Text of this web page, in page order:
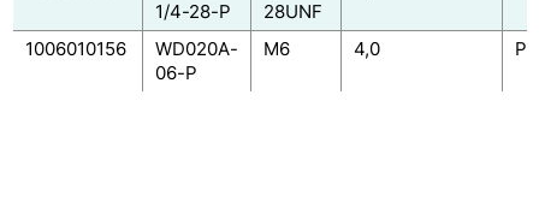
1/4-28-P
28UNF
1006010156
WD020A-
06-P
M6 4,0